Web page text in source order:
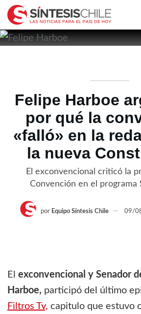
Felipe Harboe
por qué la
«falló» en la
la nueva
El exconvencional criticó la
Convención en el programa
por Equipo Síntesis Chile 09/
El exconvencional y Senador
Harboe, participó del último
Filtros Tv, capitulo que estuvo